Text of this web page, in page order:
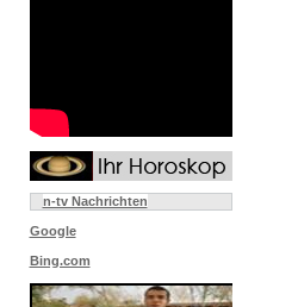
n-tv Nachrichten
Google
Bing.com